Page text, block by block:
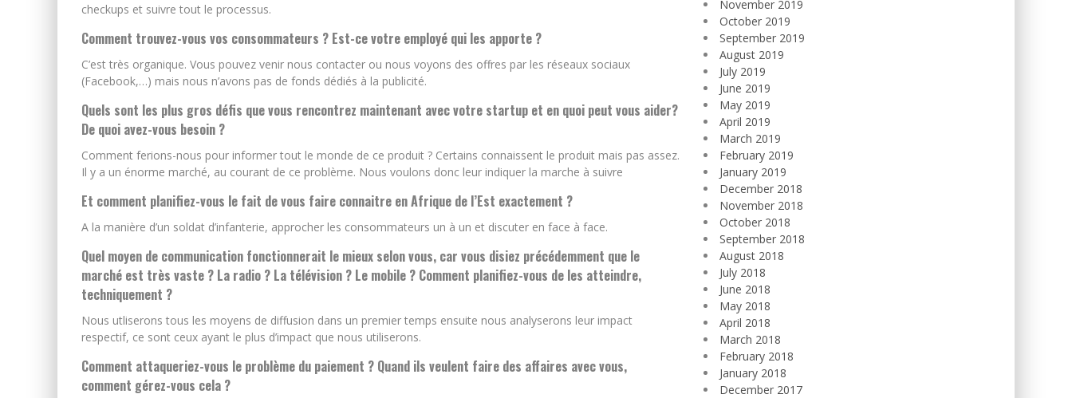
checkups et suivre tout le processus.
Comment trouvez-vous vos consommateurs ? Est-ce votre employé qui les apporte ?
C’est très organique. Vous pouvez venir nous contacter ou nous voyons des offres par les réseaux sociaux
(Facebook,…) mais nous n’avons pas de fonds dédiés à la publicité.
Quels sont les plus gros défis que vous rencontrez maintenant avec votre startup et en quoi peut vous aider?
De quoi avez-vous besoin ?
Comment ferions-nous pour informer tout le monde de ce produit ? Certains connaissent le produit mais pas assez.
Il y a un énorme marché, au courant de ce problème. Nous voulons donc leur indiquer la marche à suivre
Et comment planifiez-vous le fait de vous faire connaitre en Afrique de l’Est exactement ?
A la manière d’un soldat d’infanterie, approcher les consommateurs un à un et discuter en face à face.
Quel moyen de communication fonctionnerait le mieux selon vous, car vous disiez précédemment que le
marché est très vaste ? La radio ? La télévision ? Le mobile ? Comment planifiez-vous de les atteindre,
techniquement ?
Nous utliserons tous les moyens de diffusion dans un premier temps ensuite nous analyserons leur impact
respectif, ce sont ceux ayant le plus d’impact que nous utiliserons.
Comment attaqueriez-vous le problème du paiement ? Quand ils veulent faire des affaires avec vous,
comment gérez-vous cela ?
November 2019
October 2019
September 2019
August 2019
July 2019
June 2019
May 2019
April 2019
March 2019
February 2019
January 2019
December 2018
November 2018
October 2018
September 2018
August 2018
July 2018
June 2018
May 2018
April 2018
March 2018
February 2018
January 2018
December 2017